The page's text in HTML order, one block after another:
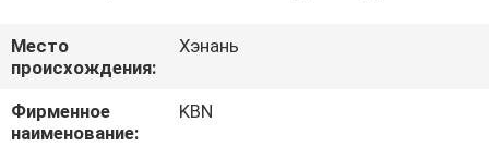
ПУТЕШЕСТВИЕ
ФАБРИКИ
Место
происхождения:
Хэнань
Фирменное
наименование:
KBN